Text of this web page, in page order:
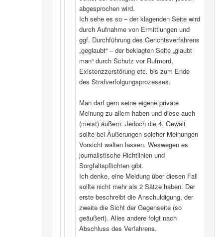
abgesprochen wird.
Ich sehe es so – der klagenden Seite wird
durch Aufnahme von Ermittlungen und
ggf. Durchführung des Gerichtsverfahrens
„geglaubt“ – der beklagten Seite „glaubt
man“ durch Schutz vor Rufmord,
Existenzzerstörung etc. bis zum Ende
des Strafverfolgungsprozesses.
Man darf gern seine eigene private
Meinung zu allem haben und diese auch
(meist) äußern. Jedoch die 4. Gewalt
sollte bei Äußerungen solcher Meinungen
Vorsicht walten lassen. Weswegen es
journalistische Richtlinien und
Sorgfaltspflichten gibt.
Ich denke, eine Meldung über diesen Fall
sollte nicht mehr als 2 Sätze haben. Der
erste beschreibt die Anschuldigung, der
zweite die Sicht der Gegenseite (so
geäußert). Alles andere folgt nach
Abschluss des Verfahrens.